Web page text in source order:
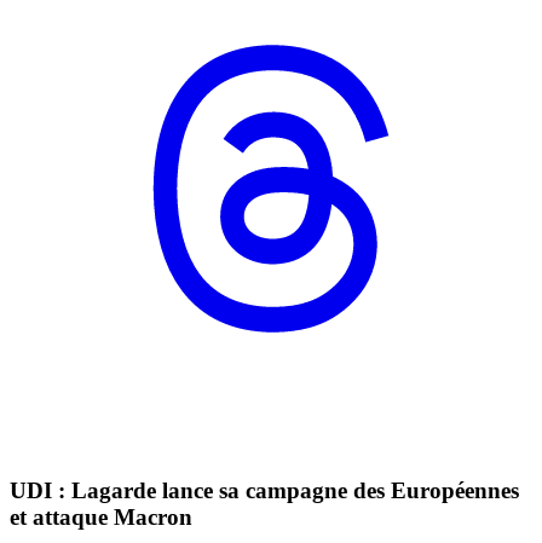
UDI : Lagarde lance sa campagne des Européennes
et attaque Macron